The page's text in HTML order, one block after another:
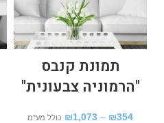
תמונת קנבס
"הרמוניה צבעונית"
₪354
–
₪1,073 כולל מע"מ